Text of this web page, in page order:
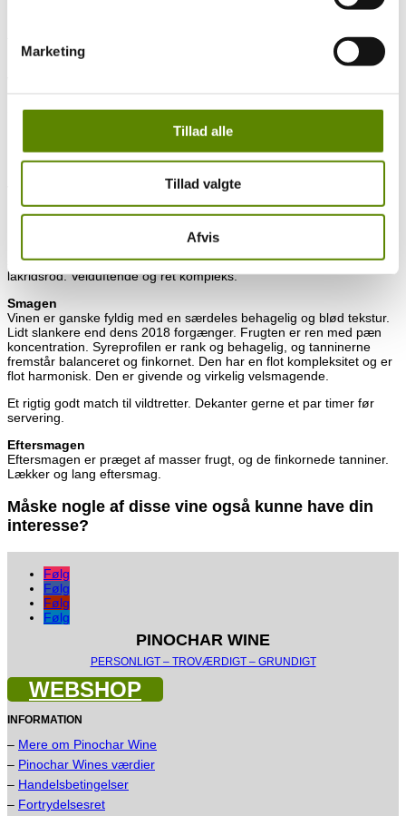
Marketing
Tillad alle
Tillad valgte
Afvis
15-20 dage afhængig af mark. Alle de røde druer afstilkes 100%.
fade. De lagrer i 10-16 måneder – 1.cru naturligvis i længst tid.
Endnu et pletskud til det voksende kvalitetssortiment hos Pinochar
Se hele præsentationen af Domaine PavelotHER.
87p-89p af Allen Meadows (Bourghound) – April 2021
100% Pinot Noir
En flot ret dyb rød lilla farve i glasset.
Dejlig frisk duft med masser af røde bær. Kirsebær, hindbær og et
strejf af solbær. Også lidt kirsebærsten, frisk bark, hyben og
lakridsrod. Velduftende og ret kompleks.
Smagen
Vinen er ganske fyldig med en særdeles behagelig og blød tekstur.
Lidt slankere end dens 2018 forgænger. Frugten er ren med pæn
koncentration. Syreprofilen er rank og behagelig, og tanninerne
fremstår balanceret og finkornet. Den har en flot kompleksitet og er
flot harmonisk. Den er givende og virkelig velsmagende.
Et rigtig godt match til vildtretter. Dekanter gerne et par timer før
servering.
Eftersmagen
Eftersmagen er præget af masser frugt, og de finkornede tanniner.
Lækker og lang eftersmag.
Måske nogle af disse vine også kunne have din
interesse?
Følg
Følg
Følg
Følg
PINOCHAR WINE
PERSONLIGT – TROVÆRDIGT – GRUNDIGT
WEBSHOP
INFORMATION
– Mere om Pinochar Wine
– Pinochar Wines værdier
– Handelsbetingelser
– Fortrydelsesret